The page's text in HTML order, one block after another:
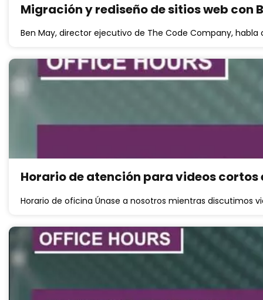
Migración y rediseño de sitios web con
Ben May, director ejecutivo de The Code Company,
Horario de atención para videos cortos
Horario de oficina Únase a nosotros mientras discutimos